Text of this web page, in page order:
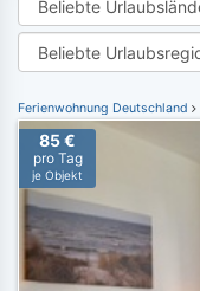
Ferienwohnung Deutschland
85 €
pro Tag
je Objekt